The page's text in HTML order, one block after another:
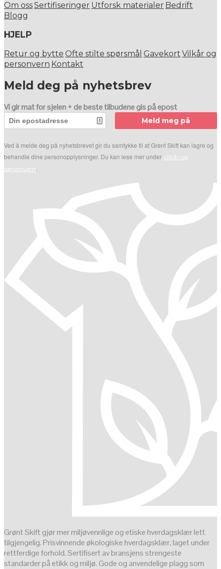
Om ossSertifiseringer Utforsk materialer Bedrift
Blogg
HJELP
Retur og bytte Ofte stilte spørsmål Gavekort Vilkår og
personvern Kontakt
Meld deg på nyhetsbrev
Vi gir mat for sjelen + de beste tilbudene gis på epost
Meld meg på
Ved å melde deg på nyhetsbrevet gir du samtykke til at Grønt Skift kan lagre og
behandle dine personopplysninger. Du kan lese mer under vilkår og
personvern
Grønt Skift gjør mer miljøvennlige og etiske hverdagsklær lett
tilgjengelig. Prisvinnende økologiske hverdagsklær, laget under
rettferdige forhold. Sertifisert av bransjens strengeste
standarder på etikk og miljø. Gode og anvendelige plagg som